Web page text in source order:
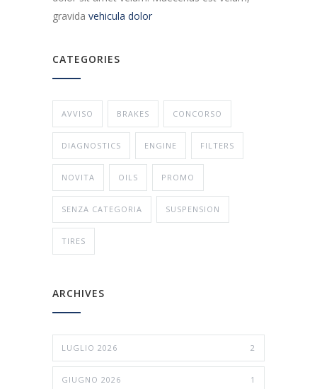
gravida vehicula dolor
CATEGORIES
AVVISO BRAKES CONCORSO
DIAGNOSTICS ENGINE FILTERS
NOVITA OILS PROMO
SENZA CATEGORIA SUSPENSION
TIRES
ARCHIVES
LUGLIO 2026 2
GIUGNO 2026 1